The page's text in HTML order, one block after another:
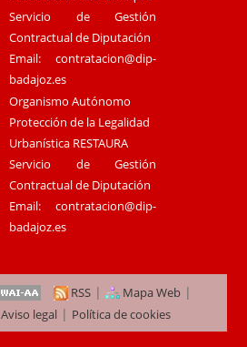
Servicio de Gestión
Contractual de Diputación
Email:contratacion@dip-
badajoz.es
Organismo Autónomo
Protección de la Legalidad
Urbanística RESTAURA
Servicio de Gestión
Contractual de Diputación
Email:contratacion@dip-
badajoz.es
RSS | Mapa Web |
Aviso legal| Política de cookies